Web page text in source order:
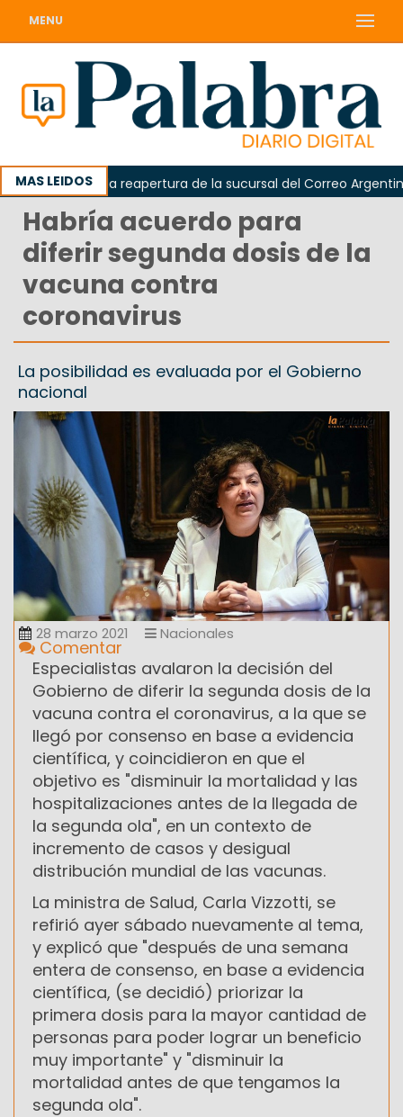
MENU
MAS LEIDOS
reclamó la reapertura de la sucursal del Correo Argentino en
Habría acuerdo para
diferir segunda dosis de la
vacuna contra
coronavirus
La posibilidad es evaluada por el Gobierno
nacional
28 marzo 2021 Nacionales
Comentar
Especialistas avalaron la decisión del
Gobierno de diferir la segunda dosis de la
vacuna contra el coronavirus, a la que se
llegó por consenso en base a evidencia
científica, y coincidieron en que el
objetivo es "disminuir la mortalidad y las
hospitalizaciones antes de la llegada de
la segunda ola", en un contexto de
incremento de casos y desigual
distribución mundial de las vacunas.
La ministra de Salud, Carla Vizzotti, se
refirió ayer sábado nuevamente al tema,
y explicó que "después de una semana
entera de consenso, en base a evidencia
científica, (se decidió) priorizar la
primera dosis para la mayor cantidad de
personas para poder lograr un beneficio
muy importante" y "disminuir la
mortalidad antes de que tengamos la
segunda ola".